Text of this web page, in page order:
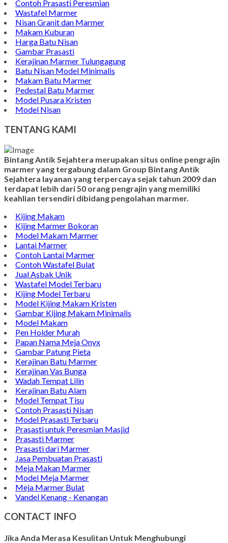
Batu Nisan Marmer
Contoh Bongpay Kristen
Contoh Vandel Marmer
Makam Marmer Islam
Prasasti Marmer Jumbo
Contoh Nisan Model Muslim
Batu Nisan Minimalis
Kijing Makam Marmer
Contoh Makam Granit
Kijing Islam Marmer
Prasasti Nisan
Makam Marmer
Contoh Prasasti Peresmian
Wastafel Marmer
Makam Kuburan
Harga Batu Nisan
Gambar Prasasti
Kerajinan Marmer Tulungagung
Batu Nisan Model Minimalis
Makam Batu Marmer
Pedestal Batu Marmer
Model Pusara Kristen
Model Nisan
TENTANG KAMI
Bintang Antik Sejahtera merupakan situs online pengrajin
marmer yang tergabung dalam Group Bintang Antik
Sejahtera layanan yang terpercaya sejak tahun 2009 dan
terdapat lebih dari 50 orang pengrajin yang memiliki
keahlian tersendiri dibidang pengolahan marmer.
Kijing Makam
Kijing Marmer Bokoran
Model Makam Marmer
Lantai Marmer
Contoh Lantai Marmer
Contoh Wastafel Bulat
Jual Asbak Unik
Wastafel Model Terbaru
Kijing Model Terbaru
Model Kijing Makam Kristen
Gambar Kijing Makam Minimalis
Model Makam
Pen Holder Murah
Papan Nama Meja Onyx
Gambar Patung Pieta
Kerajinan Batu Marmer
Kerajinan Vas Bunga
Wadah Tempat Lilin
Kerajinan Batu Alam
Model Tempat Tisu